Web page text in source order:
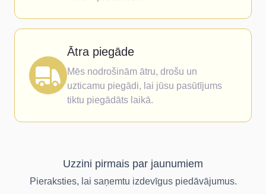
Ātra piegāde
Mēs nodrošinām ātru, drošu un
uzticamu piegādi, lai jūsu pasūtījums
tiktu piegādāts laikā.
Uzzini pirmais par jaunumiem
Pieraksties, lai saņemtu izdevīgus piedāvājumus.